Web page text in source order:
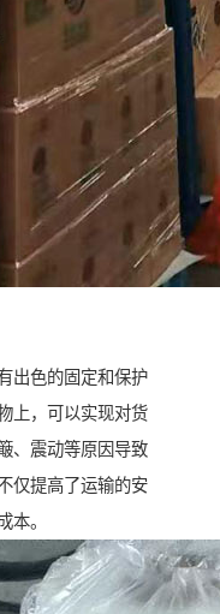
出色的固定和保护
上，可以实现对货
、震动等原因导致
仅提高了运输的安
本。